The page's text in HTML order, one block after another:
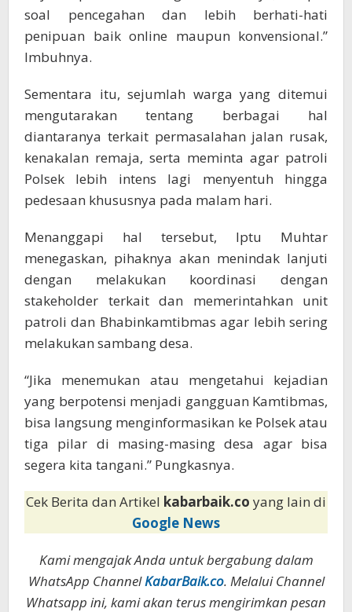
soal pencegahan dan lebih berhati-hati
penipuan baik online maupun konvensional.”
Imbuhnya.
Sementara itu, sejumlah warga yang ditemui
mengutarakan tentang berbagai hal
diantaranya terkait permasalahan jalan rusak,
kenakalan remaja, serta meminta agar patroli
Polsek lebih intens lagi menyentuh hingga
pedesaan khususnya pada malam hari.
Menanggapi hal tersebut, Iptu Muhtar
menegaskan, pihaknya akan menindak lanjuti
dengan melakukan koordinasi dengan
stakeholder terkait dan memerintahkan unit
patroli dan Bhabinkamtibmas agar lebih sering
melakukan sambang desa.
“Jika menemukan atau mengetahui kejadian
yang berpotensi menjadi gangguan Kamtibmas,
bisa langsung menginformasikan ke Polsek atau
tiga pilar di masing-masing desa agar bisa
segera kita tangani.” Pungkasnya.
Cek Berita dan Artikel kabarbaik.co yang lain di
Google News
Kami mengajak Anda untuk bergabung dalam
WhatsApp ChannelKabarBaik.co. Melalui Channel
Whatsapp ini, kami akan terus mengirimkan pesan